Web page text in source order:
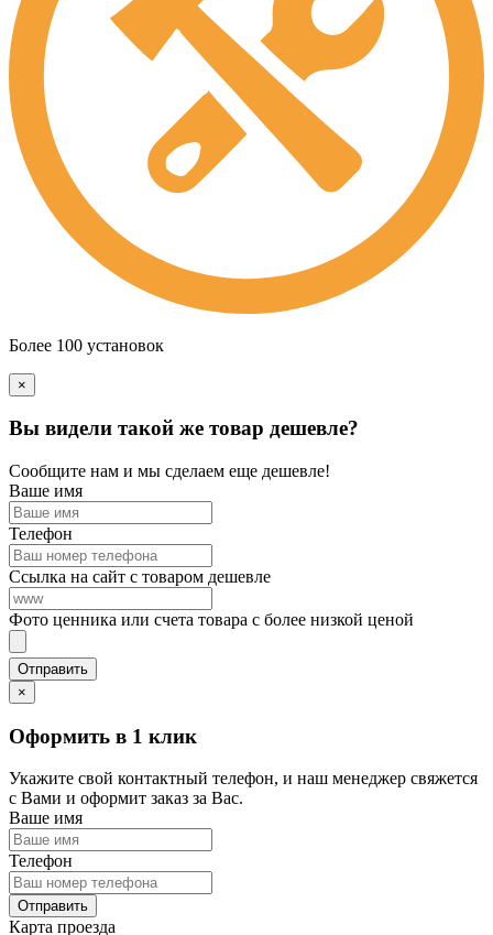
Более 100 установок
×
Вы видели такой же товар дешевле?
Сообщите нам и мы сделаем еще дешевле!
Ваше имя
Телефон
Ссылка на сайт с товаром дешевле
Фото ценника или счета товара с более низкой ценой
×
Оформить в 1 клик
Укажите свой контактный телефон, и наш менеджер свяжется
с Вами и оформит заказ за Вас.
Ваше имя
Телефон
Карта проезда